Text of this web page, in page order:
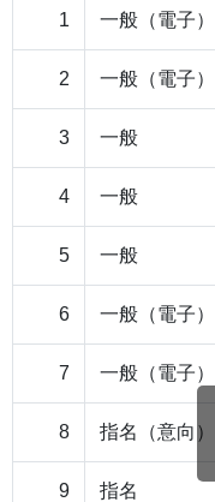
1 一般（電子）
2 一般（電子）
3 一般
4 一般
5 一般
6 一般（電子）
7 一般（電子）
8 指名（意向）
9 指名